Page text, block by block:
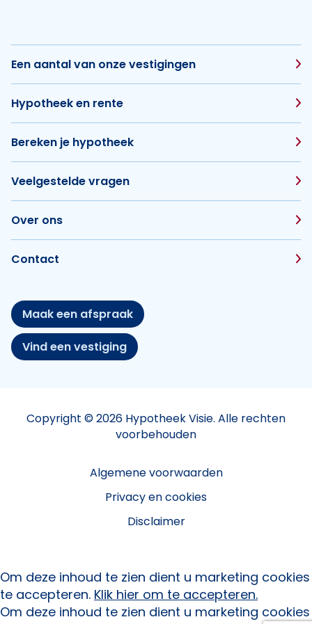
Een aantal van onze vestigingen
Hypotheek en rente
Bereken je hypotheek
Veelgestelde vragen
Over ons
Contact
Maak een afspraak
Vind een vestiging
Copyright © 2026 Hypotheek Visie. Alle rechten
voorbehouden
Algemene voorwaarden
Privacy en cookies
Disclaimer
Om deze inhoud te zien dient u marketing cookies
te accepteren. Klik hier om te accepteren.
Om deze inhoud te zien dient u marketing cookies